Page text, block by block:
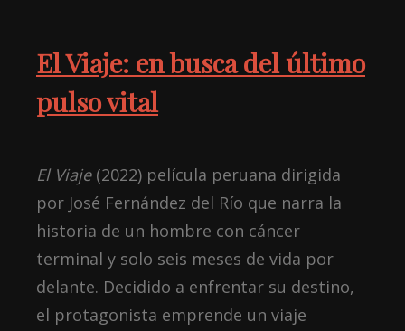
El Viaje: en busca del último
pulso vital
El Viaje(2022) película peruana dirigida
por José Fernández del Río que narra la
historia de un hombre con cáncer
terminal y solo seis meses de vida por
delante. Decidido a enfrentar su destino,
el protagonista emprende un viaje